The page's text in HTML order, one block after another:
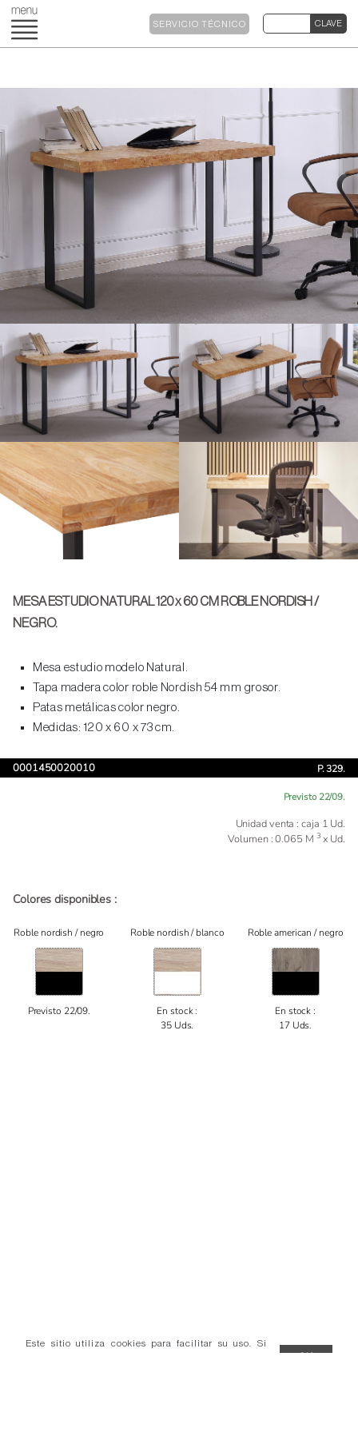
SERVICIO TÉCNICO
MESA ESTUDIO NATURAL 120 x 60 CM ROBLE NORDISH /
NEGRO.
Mesa estudio modelo Natural.
Tapa madera color roble Nordish 54 mm grosor.
Patas metálicas color negro.
Medidas: 120 x 60 x 73 cm.
0001450020010 P. 329.
Previsto 22/09.
Unidad venta : caja 1 Ud.
Volumen : 0.065 M 3 x Ud.
Colores disponibles :
Roble nordish / negro
Previsto 22/09.
Roble nordish / blanco
En stock :
35 Uds.
Roble american / negro
En stock :
17 Uds.